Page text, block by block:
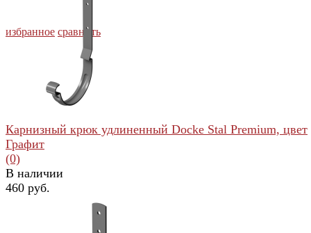
избранное сравнить
Карнизный крюк удлиненный Docke Stal Premium, цвет
Графит
(0)
В наличии
460 руб.